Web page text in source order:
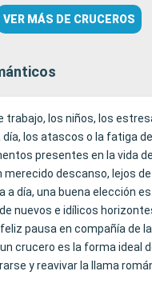
VER MÁS DE CRUCEROS
trabajo, los niños, los
día, los atascos o la fatiga
presentes en la vida
merecido descanso, lejos
a día, una buena elección
nuevos e idílicos
pausa en compañía de
crucero es la forma ideal
y reavivar la llama